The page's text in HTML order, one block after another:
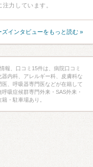
力しています。
ズインタビューをもっと読む »
報、口コミ15件は、病院口コミ
内科、アレルギー科、皮膚科な
、呼吸器専門医などが在籍して
吸症候群専門外来・SAS外来・
・駐車場あり。